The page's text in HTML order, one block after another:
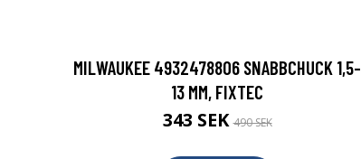
MILWAUKEE 4932478806 SNABBCHUCK 1,5-
13 MM, FIXTEC
343 SEK490 SEK